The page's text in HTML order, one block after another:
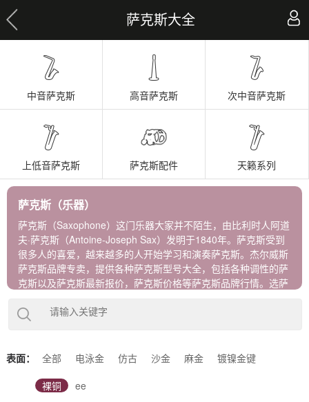
萨克斯大全
中音萨克斯 高音萨克斯 次中音萨克斯
上低音萨克斯 萨克斯配件 天籁系列
萨克斯（乐器）
萨克斯（Saxophone）这门乐器大家并不陌生，由比利时人阿道
夫·萨克斯（Antoine-Joseph Sax）发明于1840年。萨克斯受到
很多人的喜爱，越来越多的人开始学习和演奏萨克斯。杰尔威斯
萨克斯品牌专卖，提供各种萨克斯型号大全，包括各种调性的萨
克斯以及萨克斯最新报价，萨克斯价格等萨克斯品牌行情。选萨
下几类：（降E调）中音萨克斯、（降B调）次中音萨克斯、（降
B调）高音萨克斯、（降E调）上低音萨克斯、（降B调）高音小
学进阶萨克斯、考级演奏萨克斯、专业演奏萨克斯、大师级萨克
据自己的喜好进行定制。杰尔威斯，好音质的选择！
表面： 全部 电泳金 仿古 沙金 麻金
镀镍金键
裸铜
ee